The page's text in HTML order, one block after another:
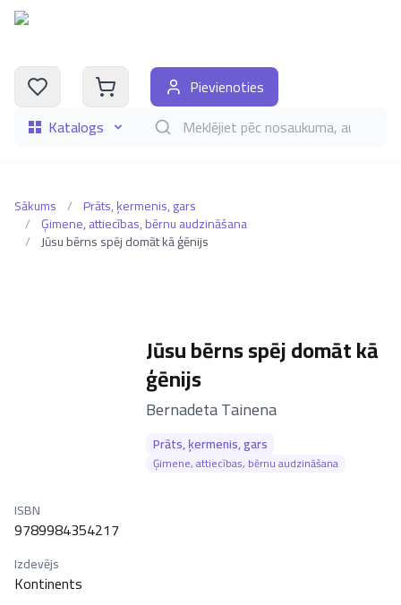
Katalogs Meklēt grāmatas pēc nosaukuma, autora,
Pievienoties
Sākums / Prāts, ķermenis, gars
/ Ģimene, attiecības, bērnu audzināšana
/ Jūsu bērns spēj domāt kā ģēnijs
Jūsu bērns spēj domāt kā
ģēnijs
–
Bernadeta Tainena
Prāts, ķermenis, gars
Ģimene, attiecības, bērnu audzināšana
ISBN
9789984354217
Izdevējs
Kontinents